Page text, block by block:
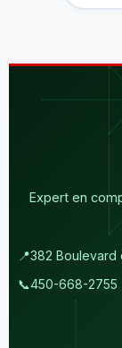
Expert en
📍382 Boulevard
📞450-668-2755